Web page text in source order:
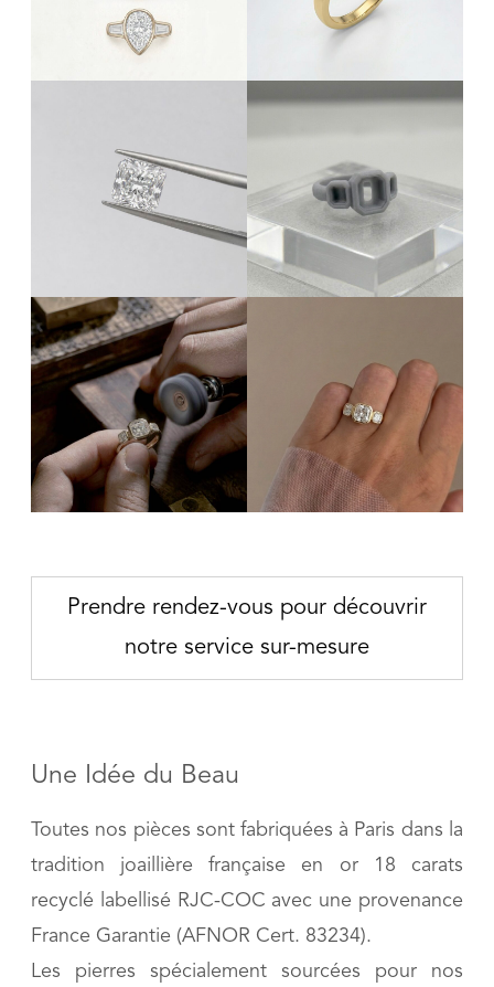
Prendre rendez-vous pour découvrir
notre service sur-mesure
Une Idée du Beau
Toutes nos pièces sont fabriquées à Paris dans la
tradition joaillière française en or 18 carats
recyclé labellisé RJC-COC avec une provenance
France Garantie (AFNOR Cert. 83234).
Les pierres spécialement sourcées pour nos